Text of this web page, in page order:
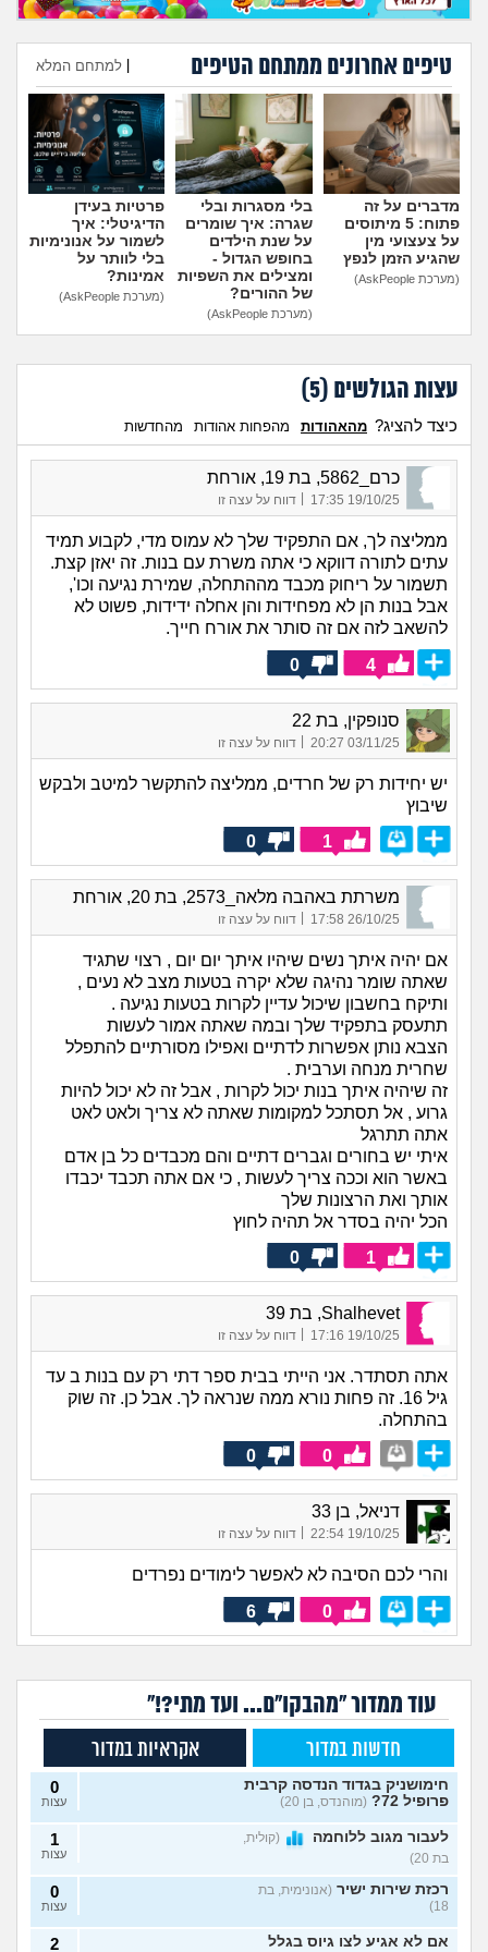
מה שעובר עליי
שומרים על הגוף
פיננסי וכלכלה
בין הסדינים
חיות מחמד
יוקר המחיה
טיפים אחרונים ממתחם הטיפים למתחם המלא
הוספת טיפ
מדברים על זה
פתוח: 5 מיתוסים
על צעצועי מין
שהגיע הזמן לנפץ
(מערכת AskPeople)
בלי מסגרות ובלי
שגרה: איך שומרים
על שנת הילדים
בחופש הגדול -
ומצילים את השפיות
של ההורים?
(מערכת AskPeople)
פרטיות בעידן
הדיגיטלי: איך
לשמור על אנונימיות
בלי לוותר על
אמינות?
(מערכת AskPeople)
עצות הגולשים (5
)
כיצד להציג? מהאהודות מהפחות אהודות מהחדשות
כרם_5862, בת 19, אורחת
19/10/25 17:35 דווח על עצה זו
ממליצה לך, אם התפקיד שלך לא עמוס מדי, לקבוע תמיד
עתים לתורה דווקא כי אתה משרת עם בנות. זה יאזן קצת.
תשמור על ריחוק מכבד מההתחלה, שמירת נגיעה וכו',
אבל בנות הן לא מפחידות והן אחלה ידידות, פשוט לא
להשאב לזה אם זה סותר את אורח חייך.
4
0
סנופקין, בת 22
03/11/25 20:27
| דווח על עצה זו
יש יחידות רק של חרדים, ממליצה להתקשר למיטב ולבקש
שיבוץ
1
0
משרתת באהבה מלאה_2573, בת 20, אורחת
26/10/25 17:58
| דווח על עצה זו
אם יהיה איתך נשים שיהיו איתך יום יום , רצוי שתגיד
שאתה שומר נהיגה שלא יקרה בטעות מצב לא נעים ,
ותיקח בחשבון שיכול עדיין לקרות בטעות נגיעה .
תתעסק בתפקיד שלך ובמה שאתה אמור לעשות
הצבא נותן אפשרות לדתיים ואפילו מסורתיים להתפלל
שחרית מנחה וערבית .
זה שיהיה איתך בנות יכול לקרות , אבל זה לא יכול להיות
גרוע , אל תסתכל למקומות שאתה לא צריך ולאט לאט
אתה תתרגל
איתי יש בחורים וגברים דתיים והם מכבדים כל בן אדם
באשר הוא וככה צריך לעשות , כי אם אתה תכבד יכבדו
אותך ואת הרצונות שלך
הכל יהיה בסדר אל תהיה לחוץ
1
0
Shalhevet, בת 39
19/10/25 17:16 דווח על עצה זו
אתה תסתדר. אני הייתי בבית ספר דתי רק עם בנות ב עד
גיל 16. זה פחות נורא ממה שנראה לך. אבל כן. זה שוק
בהתחלה.
0
0
דניאל, בן 33
19/10/25 22:54 דווח על עצה זו
והרי לכם הסיבה לא לאפשר לימודים נפרדים
0
6
עוד ממדור "מהבקו"ם... ועד מתי?!"
חדשות במדור אקראיות במדור
חימושניק בגדוד הנדסה קרבית
פרופיל 72?
(מוהנדס, בן 20)
0
עצות
לעבור מגוב ללוחמה
(קולית,
בת 20)
1
עצות
רכזת שירות ישיר (אנונימית, בת
18)
0
עצות
אם לא אגיע לצו גיוס בגלל
2